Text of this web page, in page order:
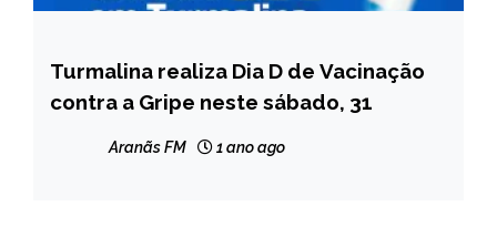
NOTÍCIAS
Turmalina realiza Dia D de Vacinação
contra a Gripe neste sábado, 31
Aranãs FM 1 ano ago